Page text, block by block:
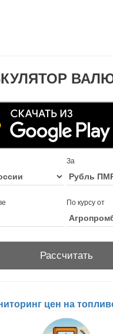
За
По курсу от
цен на